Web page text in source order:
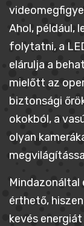
Ahol, például,
folytatni, a
elárulja a
mielőtt az
biztonsági
okokból, a
olyan
Mindazonáltal
érthető,
kevés